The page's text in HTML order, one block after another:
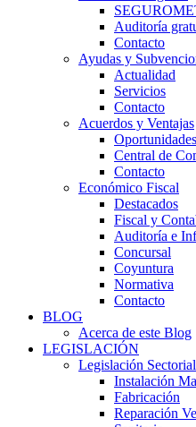
Auditoría
Contacto
Ayudas y
Actualidad
Servicios
Contacto
Acuerdos y Ventajas
Oportunidades
Central de
Contacto
Económico Fiscal
Destacados
Fiscal y
Auditoría e
Concursal
Coyuntura
Normativa
Contacto
BLOG
Acerca de este Blog
LEGISLACIÓN
Legislación Sectorial
Instalación
Fabricación
Reparación